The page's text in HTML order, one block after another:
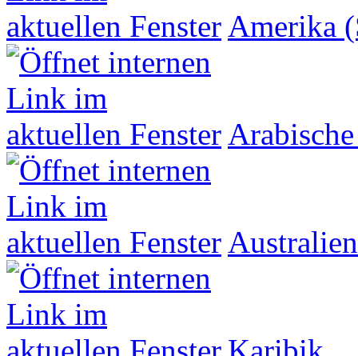
Amerika
Australien